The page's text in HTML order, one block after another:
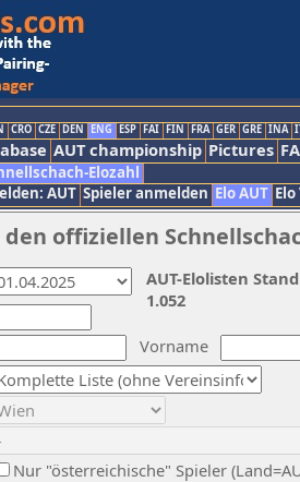
CRO CZE DEN ENG ESP FAI FIN FRA GER GRE INA
AUT championship Pictures
Elozahl
AUT Spieler anmelden Elo AUT
offiziellen
Vorname
Nur "österreichische" Spieler
AUT-Elolisten
1.052